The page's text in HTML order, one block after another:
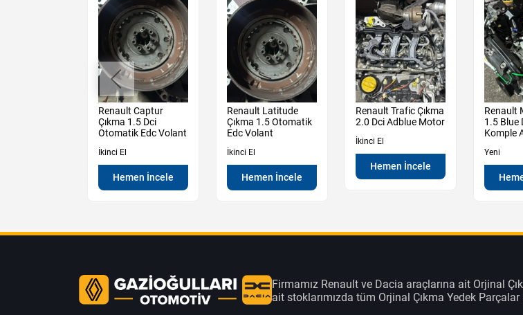
Renault Captur
Çıkma 1.5 Dci
Otomatik Edc Volant
İkinci El
Hemen İncele
Renault Latitude
Çıkma 1.5 Otomatik
Edc Volant
İkinci El
Hemen İncele
Renault Trafic Çıkma
2.0 Dci Adblue Motor
İkinci El
Hemen İncele
Renault
1.5 Blue
Komple
Yeni
Firmamız Renault ve Dacia araçlarına ait Orjinal
ait stoklarımızda tüm Orjinal Çıkma Yedek